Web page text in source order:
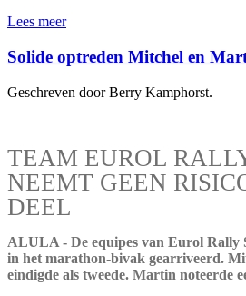
Lees meer
Solide optreden Mitchel en
Geschreven door Berry Kamphorst.
TEAM EUROL
NEEMT GEEN
DEEL
ALULA - De equipes van Eurol Rally
in het marathon-bivak gearriveerd.
eindigde als tweede. Martin noteerde